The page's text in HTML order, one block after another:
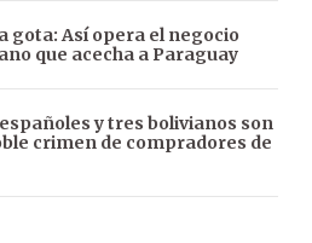
gota: Así opera el negocio
que acecha a Paraguay
y tres bolivianos son
crimen de compradores de